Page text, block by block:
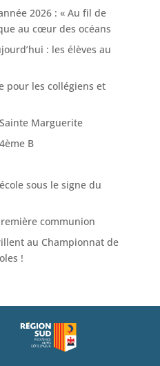
2026 : « Au fil de
au cœur des océans
: les élèves au
pour les collégiens et
Marguerite
B
sous le signe du
communion
au Championnat de
!